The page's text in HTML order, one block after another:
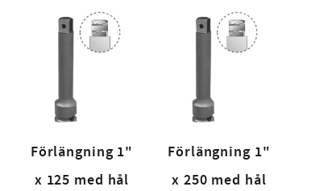
Förlängning 1"
x 125 med hål
Förlängning 1"
x 250 med hål